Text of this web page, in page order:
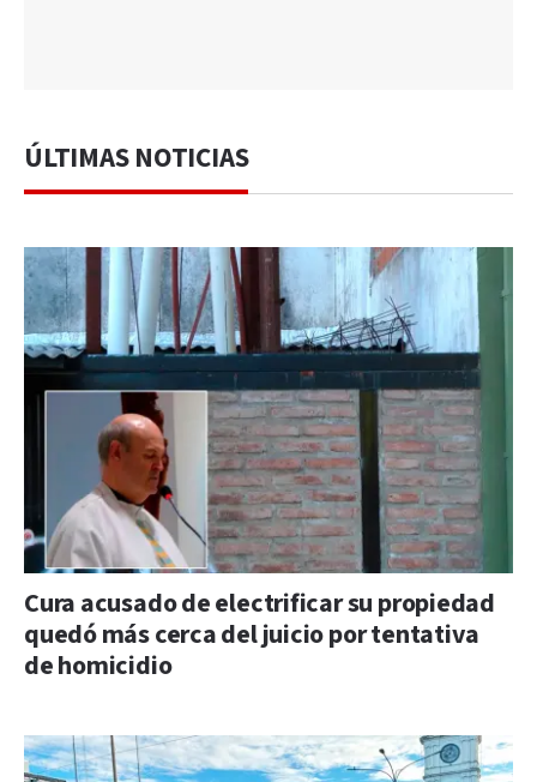
ÚLTIMAS NOTICIAS
Cura acusado de electrificar su propiedad
quedó más cerca del juicio por tentativa
de homicidio